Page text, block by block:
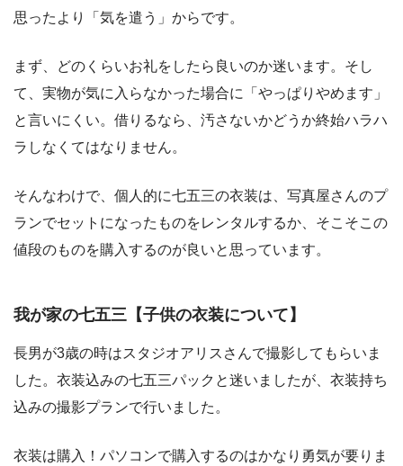
思ったより「気を遣う」 からです。
まず、どのくらいお礼をしたら良いのか迷います。そし
て、実物が気に入らなかった場合に「やっぱりやめます」
と言いにくい。借りるなら、汚さないかどうか終始ハラハ
ラしなくてはなりません。
そんなわけで、個人的に七五三の衣装は、写真屋さんのプ
ランでセットになったものをレンタルするか、そこそこの
値段のものを購入するのが良いと思っています。
我が家の七五三【子供の衣装について】
長男が3歳の時はスタジオアリスさんで撮影してもらいま
した。衣装込みの七五三パックと迷いましたが、衣装持ち
込みの撮影プランで行いました。
衣装は購入！パソコンで購入するのはかなり勇気が要りま